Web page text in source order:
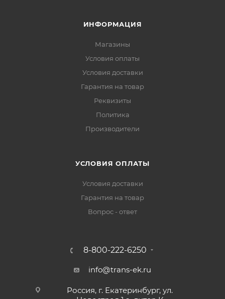
ИНФОРМАЦИЯ
Магазины
Условия оплаты
Условия доставки
Гарантия на товар
Реквизиты
Политика
Производители
УСЛОВИЯ ОПЛАТЫ
Условия доставки
Гарантия на товар
Вопрос - ответ
8-800-222-6250
info@trans-ek.ru
Россия, г. Екатеринбург, ул.